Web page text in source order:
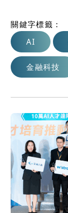
關鍵字標籤：
AI
金融科技